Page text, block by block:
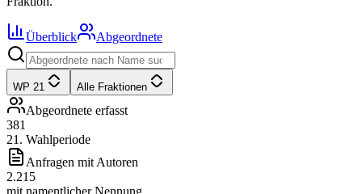
Überblick Abgeordnete
WP 21 Alle Fraktionen
Abgeordnete erfasst
381
21. Wahlperiode
Anfragen mit Autoren
2.215
mit namentlicher Nennung